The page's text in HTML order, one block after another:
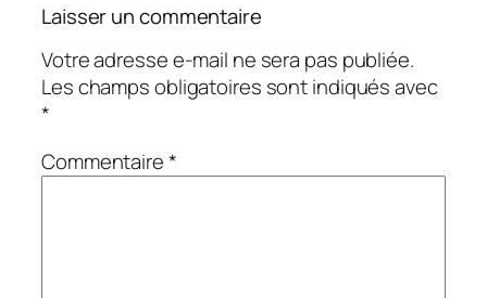
Laisser un commentaire
Votre adresse e-mail ne sera pas publiée.
Les champs obligatoires sont indiqués avec
*
Commentaire*